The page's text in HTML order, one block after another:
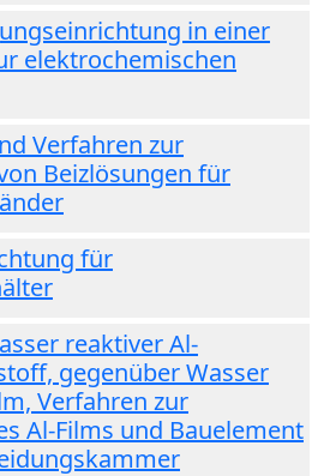
in einer
elektrochemischen
Verfahren zur
Beizlösungen für
für
reaktiver Al-
gegenüber Wasser
Verfahren zur
Al-Films und Bauelement